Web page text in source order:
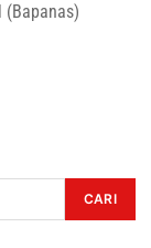
(Bapanas)
CARI